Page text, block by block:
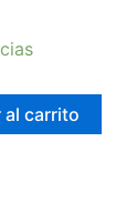
al carrito